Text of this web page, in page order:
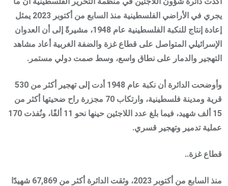
يجري في الأراضي الفلسطينية منذ السابع من أكتوبر 2023 يمثل
إعادة إنتاج للنكبة الفلسطينية عام 1948، مشيرةً إلى أن العدوان
الإسرائيلي المتواصل على قطاع غزة والضفة الغربية أعاد مشاهد
التهجير والدمار على نطاق واسع، وسط صمت دولي مستمر.
وأوضحت الدائرة أن نكبة عام 1948 أدت إلى تهجير أكثر من 530
قرية ومدينة فلسطينية، وارتكاب 70 مجزرة راح ضحيتها أكثر من
15 ألف شهيد، فيما بلغ عدد اللاجئين حينها نحو 11 ألفًا، ونُفذت 170
عملية تدمير وتهجير قسري.
قطاع غزة..
منذ السابع من أكتوبر 2023، وثقت الدائرة أكثر من 67,869 شهيدًا